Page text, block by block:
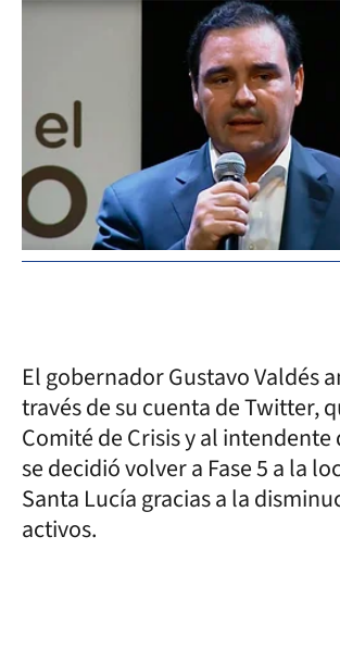
El gobernador Gustavo Valdés
través de su cuenta de Twitter,
Comité de Crisis y al intendente
se decidió volver a Fase 5 a la
Santa Lucía gracias a la
activos.